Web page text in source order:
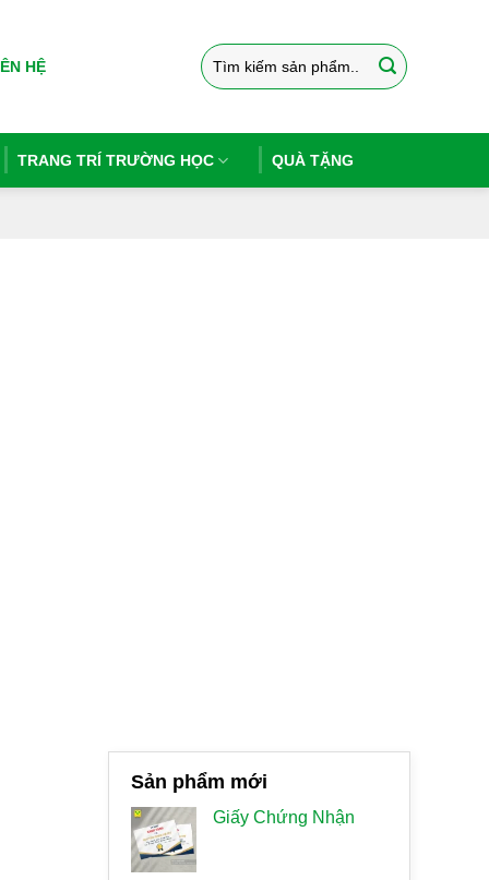
HỆ
Tìm
kiếm:
TRANG TRÍ TRƯỜNG HỌC QUÀ TẶNG
Sản phẩm mới
Giấy Chứng Nhận